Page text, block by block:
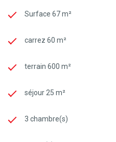
Surface 67 m²
carrez 60 m²
terrain 600 m²
séjour 25 m²
3 chambre(s)